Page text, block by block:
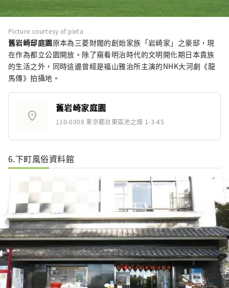
Picture courtesy of pixta
舊岩崎邸庭園原本為三菱財閥的創始家族「岩崎家」之豪邸，現
在作為都立公園開放。除了窺看明治時代的文明開化期日本貴族
的生活之外，同時這邊曾經是福山雅治所主演的NHK大河劇《龍
馬傳》拍攝地。
location_on
舊岩崎家庭園
110-0008 東京都台東區池之畑 1-3-45
6.下町風俗資料館